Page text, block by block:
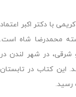
با دکتر اکبر اعتماد
محمدرضا شاه است.
شرقی، در شهر لندن در
شد. این کتاب در تابستان